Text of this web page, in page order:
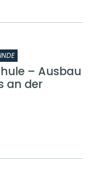
– Ausbau
an der